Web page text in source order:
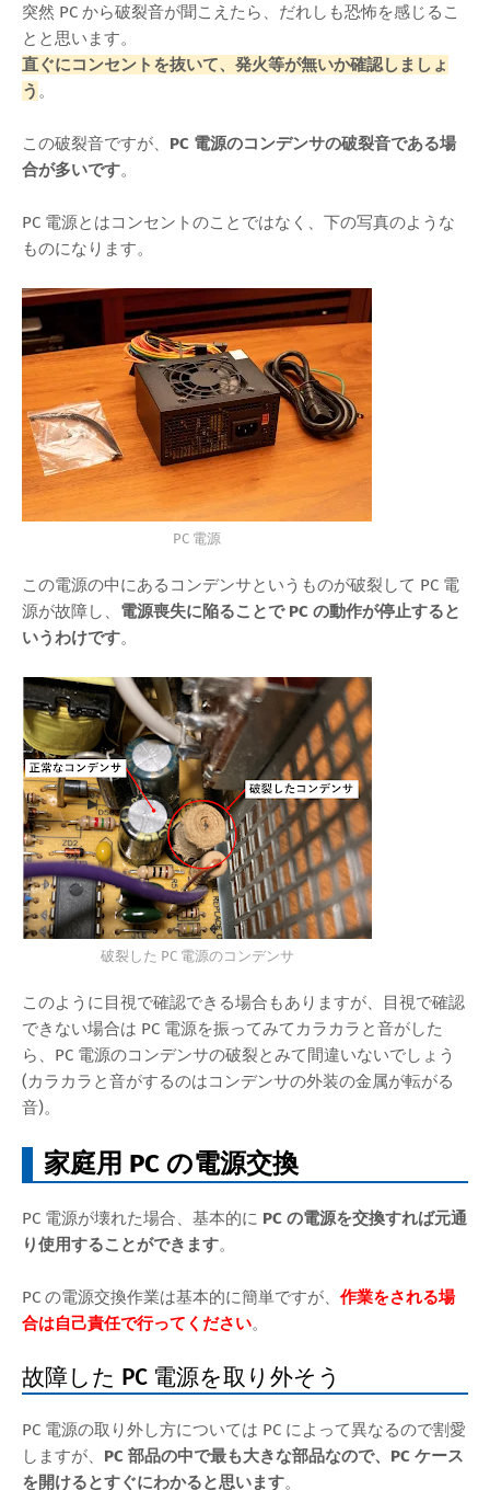
突然 PC から破裂音が聞こえたら、だれしも恐怖を感じるこ
とと思います。
直ぐにコンセントを抜いて、発火等が無いか確認しましょ
う 。
この破裂音ですが、 PC 電源のコンデンサの破裂音である場
合が多いです。
PC 電源とはコンセントのことではなく、下の写真のような
ものになります。
PC 電源
この電源の中にあるコンデンサというものが破裂して PC 電
源が故障し、 電源喪失に陥ることで PC の動作が停止すると
いうわけです。
破裂した PC 電源のコンデンサ
このように目視で確認できる場合もありますが、目視で確認
できない場合は PC 電源を振ってみてカラカラと音がした
ら、PC 電源のコンデンサの破裂とみて間違いないでしょう
(カラカラと音がするのはコンデンサの外装の金属が転がる
音)。
家庭用 PC の電源交換
PC 電源が壊れた場合、基本的に PC の電源を交換すれば元通
り使用することができます。
PC の電源交換作業は基本的に簡単ですが、 作業をされる場
合は自己責任で行ってください。
故障した PC 電源を取り外そう
PC 電源の取り外し方については PC によって異なるので割愛
しますが、 PC 部品の中で最も大きな部品なので、PC ケース
を開けるとすぐにわかると思います。